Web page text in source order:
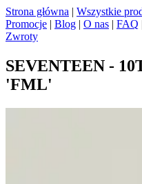
Strona główna | Wszystkie
Promocje | Blog | O nas | FAQ
Zwroty
SEVENTEEN -
'FML'